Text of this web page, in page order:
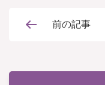
前の記事